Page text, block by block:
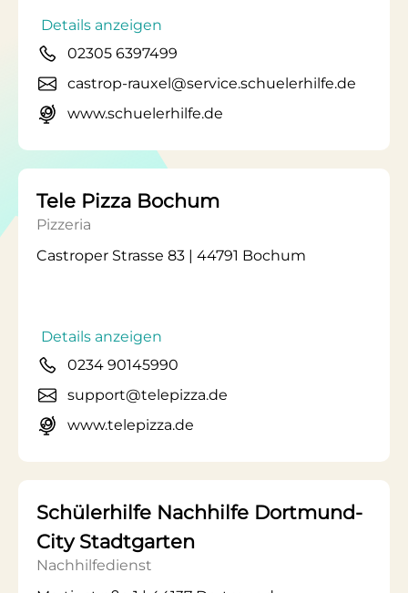
Details anzeigen
02305 6397499
castrop-rauxel@service.schuelerhilfe.de
www.schuelerhilfe.de
Tele Pizza Bochum
Pizzeria
Castroper Strasse 83 | 44791 Bochum
Details anzeigen
0234 90145990
support@telepizza.de
www.telepizza.de
Schülerhilfe Nachhilfe Dortmund-
City Stadtgarten
Nachhilfedienst